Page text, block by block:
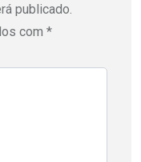
publicado.
com *